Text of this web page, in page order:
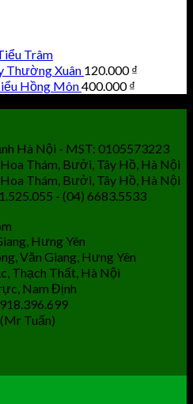
Trâm
Thường Xuân 120.000₫
Hồng Môn400.000₫
Hà Nội - MST: 0105573223
Thám, Bưởi, Tây Hồ, Hà Nội
Thám, Bưởi, Tây Hồ, Hà Nội
- (04) 6683.5533
Hưng Yên
Văn Giang, Hưng Yên
Thạch Thất, Hà Nội
Nam Định
Tuấn)